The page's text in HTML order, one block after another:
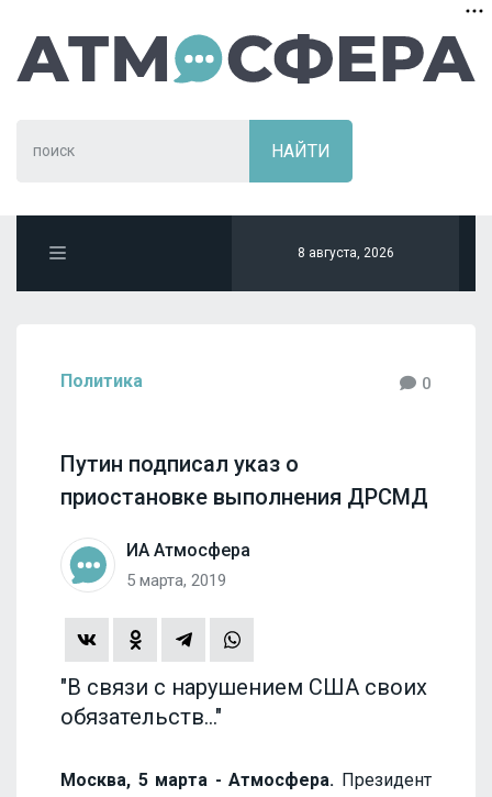
8 августа, 2026
Политика 0
Путин подписал указ о
приостановке выполнения ДРСМД
ИА Атмосфера
5 марта, 2019
"В связи с нарушением США своих
обязательств..."
Москва, 5 марта - Атмосфера. Президент